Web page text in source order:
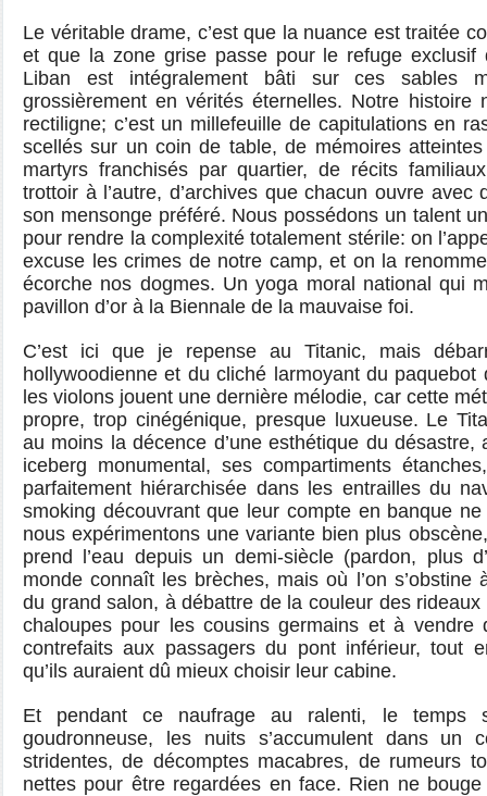
Le véritable drame, c’est que la nuance est traitée
et que la zone grise passe pour le refuge exclusif
Liban est intégralement bâti sur ces sables
grossièrement en vérités éternelles. Notre histoire
rectiligne; c’est un millefeuille de capitulations en
scellés sur un coin de table, de mémoires atteintes
martyrs franchisés par quartier, de récits
trottoir à l’autre, d’archives que chacun ouvre
son mensonge préféré. Nous possédons un talent
pour rendre la complexité totalement stérile: on
excuse les crimes de notre camp, et on la renomme
écorche nos dogmes. Un yoga moral national qui
pavillon d’or à la Biennale de la mauvaise foi.
C’est ici que je repense au Titanic, mais
hollywoodienne et du cliché larmoyant du
les violons jouent une dernière mélodie, car cette
propre, trop cinégénique, presque luxueuse. Le
au moins la décence d’une esthétique du
iceberg monumental, ses compartiments
parfaitement hiérarchisée dans les entrailles du
smoking découvrant que leur compte en banque
nous expérimentons une variante bien plus
prend l’eau depuis un demi-siècle (pardon, plus
monde connaît les brèches, mais où l’on s’obstine
du grand salon, à débattre de la couleur des
chaloupes pour les cousins germains et à vendre
contrefaits aux passagers du pont inférieur, tout
qu’ils auraient dû mieux choisir leur cabine.
Et pendant ce naufrage au ralenti, le temps
goudronneuse, les nuits s’accumulent dans un
stridentes, de décomptes macabres, de rumeurs
nettes pour être regardées en face. Rien ne